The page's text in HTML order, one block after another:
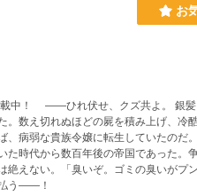
お
人形のよう
。数え切れぬほどの屍を積み上げ、冷
、病弱な貴族令嬢に転生していたのだ
た時代から数百年後の帝国であった。
絶えない。「臭いぞ。ゴミの臭いがプ
う――！